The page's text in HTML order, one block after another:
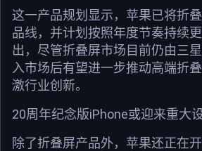
这一产品规划显示，苹果已将折
品线，并计划按照年度节奏持续
出，尽管折叠屏市场目前仍由三
入市场后有望进一步推动高端折
激行业创新。
20周年纪念版iPhone或迎来重大
除了折叠屏产品外，苹果还正在